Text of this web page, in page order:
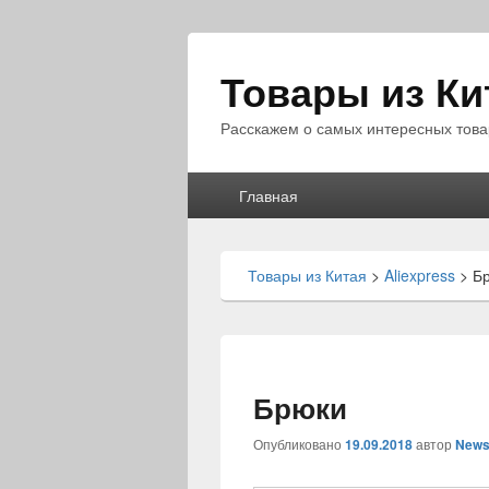
Товары из
Расскажем о самых интересных
Главная
Товары из Китая > Aliexpress >
Брюки
Опубликовано 19.09.2018автор